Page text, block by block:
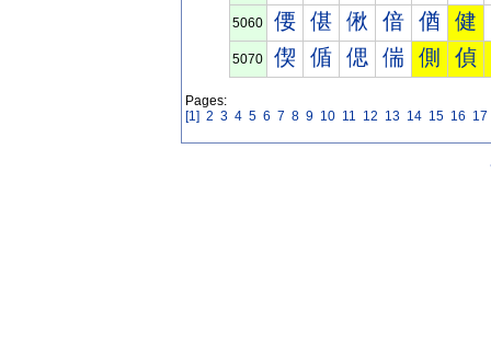
5060 偠 偡 偢 偣 偤 健
5070 偰 偱 偲 偳 側 偵
Pages:
[1] 2 3 4 5 6 7 8 9 10 11 12 13 14 15 16 17